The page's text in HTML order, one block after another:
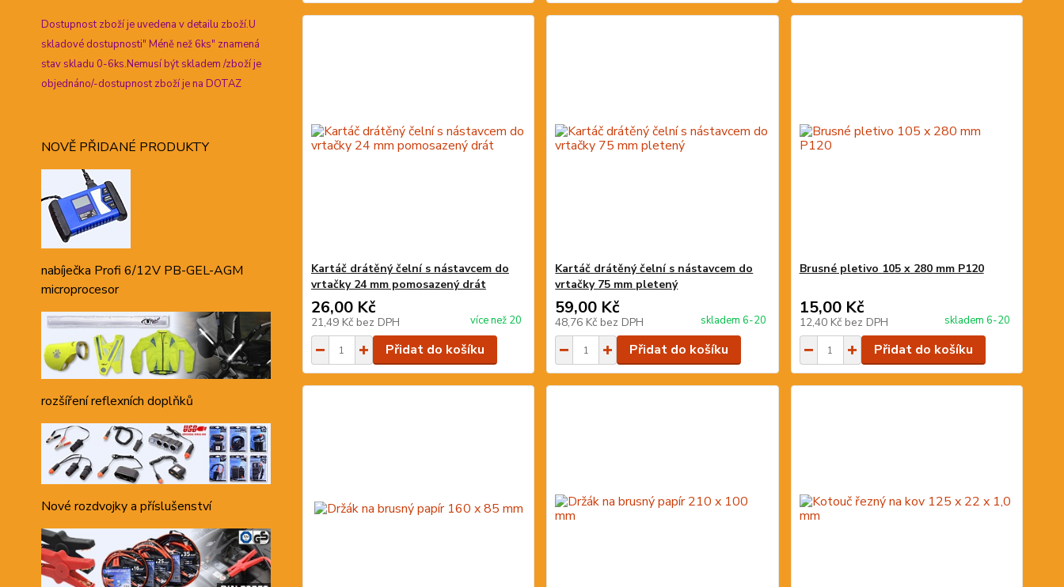
Dostupnost zboží je uvedena v detailu zboží.U
skladové dostupnosti" Méně než 6ks" znamená
stav skladu 0-6ks.Nemusí být skladem /zboží je
objednáno/-dostupnost zboží je na DOTAZ
NOVĚ PŘIDANÉ PRODUKTY
nabíječka Profi 6/12V PB-GEL-AGM
microprocesor
rozšíření reflexních doplňků
Nové rozdvojky a příslušenství
Kartáč drátěný čelní s nástavcem do
vrtačky 24 mm pomosazený drát
26,00 Kč
21,49 Kč bez DPH více než 20
Přidat do košíku
Kartáč drátěný čelní s nástavcem do
vrtačky 75 mm pletený
59,00 Kč
48,76 Kč bez DPH skladem 6-20
Přidat do košíku
Brusné pletivo 105 x 280 mm P120
15,00 Kč
12,40 Kč bez DPH skladem 6-20
Přidat do košíku